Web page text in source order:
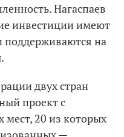
Нагаспаев
инвестиции имеют
поддерживаются на
двух стран
проект с
мест, 20 из которых